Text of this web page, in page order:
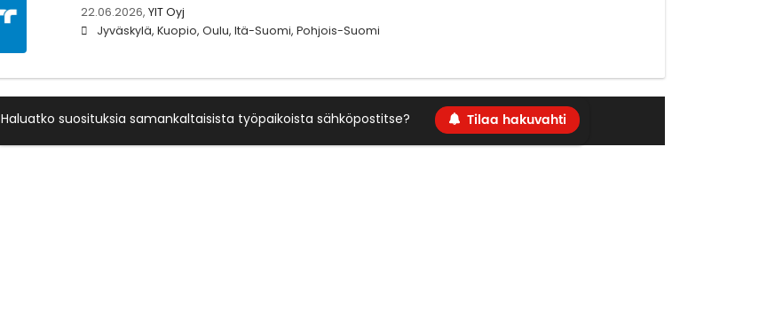
22.06.2026, YIT Oyj
Jyväskylä, Kuopio, Oulu, Itä-Suomi, Pohjois-Suomi
Haluatko suosituksia samankaltaisista työpaikoista sähköpostitse? Tilaa hakuvahti